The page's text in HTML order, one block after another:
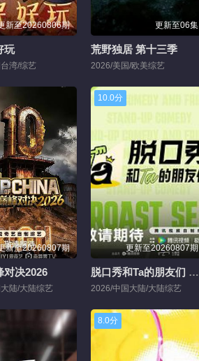
新至20260806期
玩
湾/综艺
更新至06集
荒野独居 第十三季
2026/美国/欧美综艺
新至20260807期
对决2026
陆/大陆综艺
10.0分
更新至20260807期
脱口秀和Ta的朋友们 第三季
2026/中国大陆/大陆综艺
8.0分